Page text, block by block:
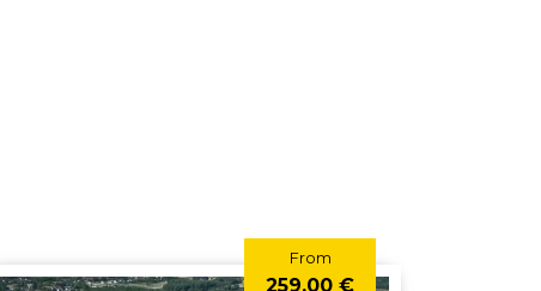
From
259,00 €